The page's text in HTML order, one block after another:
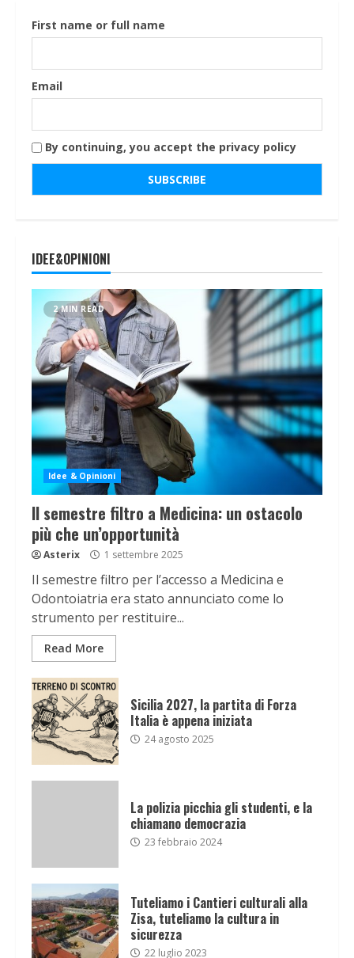
First name or full name
Email
By continuing, you accept the privacy policy
IDEE&OPINIONI
2 MIN READ
Idee & Opinioni
Il semestre filtro a Medicina: un ostacolo
più che un’opportunità
Asterix 1 settembre 2025
Il semestre filtro per l’accesso a Medicina e
Odontoiatria era stato annunciato come lo
strumento per restituire...
Read More
Sicilia 2027, la partita di Forza
Italia è appena iniziata
24 agosto 2025
La polizia picchia gli studenti, e la
chiamano democrazia
23 febbraio 2024
Tuteliamo i Cantieri culturali alla
Zisa, tuteliamo la cultura in
sicurezza
22 luglio 2023